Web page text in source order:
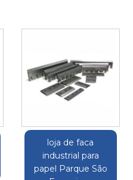
loja de faca
industrial para
papel Parque São